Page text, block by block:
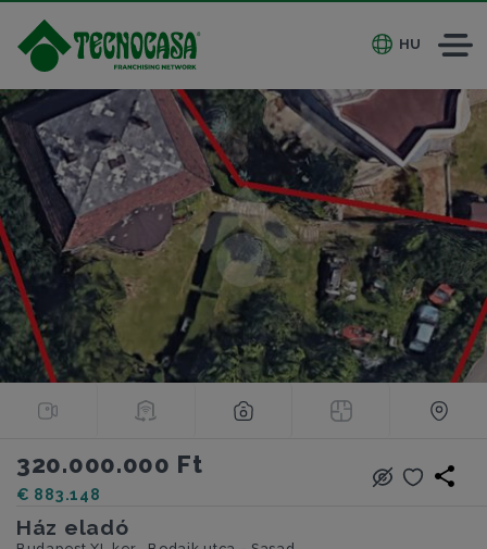
HU
320.000.000 Ft
€ 883.148
Ház eladó